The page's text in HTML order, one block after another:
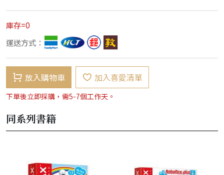
庫存=0
運送方式：
放入購物車 加入喜愛清單
下單後立即採購，需5-7個工作天。
同系列書籍